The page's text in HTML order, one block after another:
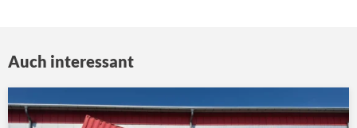
Auch interessant